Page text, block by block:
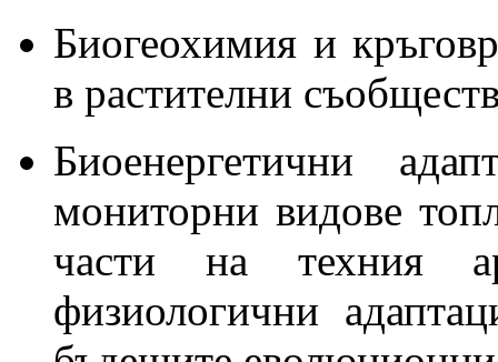
Биогеохимия и
в растителни
Биоенергетични
мониторни видове
части на техния
физиологични